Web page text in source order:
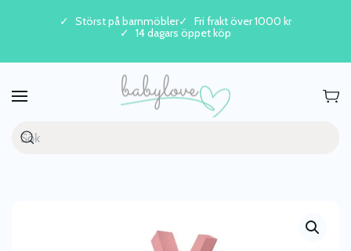
Skip to main content
Störst på barnmöbler
Fri frakt över 1000 kr
14 dagars öppet köp